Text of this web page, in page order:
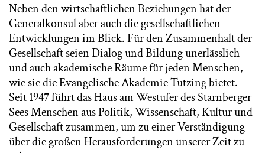
Neben den wirtschaftlichen Beziehungen hat der
Generalkonsul aber auch die gesellschaftlichen
Entwicklungen im Blick. Für den Zusammenhalt der
Gesellschaft seien Dialog und Bildung unerlässlich –
und auch akademische Räume für jeden Menschen,
wie sie die Evangelische Akademie Tutzing bietet.
Seit 1947 führt das Haus am Westufer des Starnberger
Sees Menschen aus Politik, Wissenschaft, Kultur und
Gesellschaft zusammen, um zu einer Verständigung
über die großen Herausforderungen unserer Zeit zu